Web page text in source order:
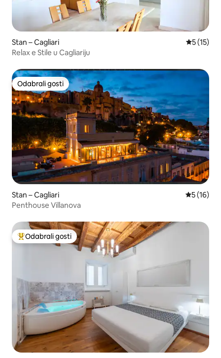
Stan – Cagliari Prosječna
5 (15)
Relax e Stile u Cagliariju
Odabrali gosti
Odabrali gosti
Stan – Cagliari Prosječna
5 (16)
Penthouse Villanova
Među najviše rangiranima s oznakom „Odabrali gosti”
Odabrali gosti